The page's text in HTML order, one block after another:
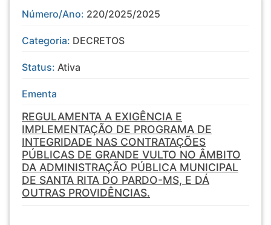
Número/Ano: 220/2025/2025
Categoria: DECRETOS
Status: Ativa
Ementa
REGULAMENTA A EXIGÊNCIA E
IMPLEMENTAÇÃO DE PROGRAMA DE
INTEGRIDADE NAS CONTRATAÇÕES
PÚBLICAS DE GRANDE VULTO NO ÂMBITO
DA ADMINISTRAÇÃO PÚBLICA MUNICIPAL
DE SANTA RITA DO PARDO-MS, E DÁ
OUTRAS PROVIDÊNCIAS.